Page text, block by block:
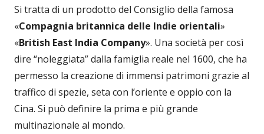
Si tratta di un prodotto del Consiglio della famosa
«Compagnia britannica delle Indie orientali»
«British East India Company». Una società per così
dire “noleggiata” dalla famiglia reale nel 1600, che ha
permesso la creazione di immensi patrimoni grazie al
traffico di spezie, seta con l’oriente e oppio con la
Cina. Si può definire la prima e più grande
multinazionale al mondo.